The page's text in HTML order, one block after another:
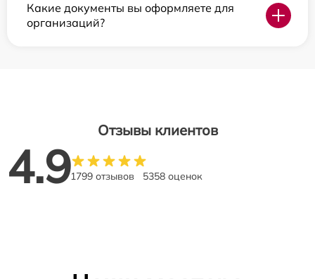
Какие документы вы оформляете для
организаций?
Отзывы клиентов
4.91799 отзывов 5358 оценок